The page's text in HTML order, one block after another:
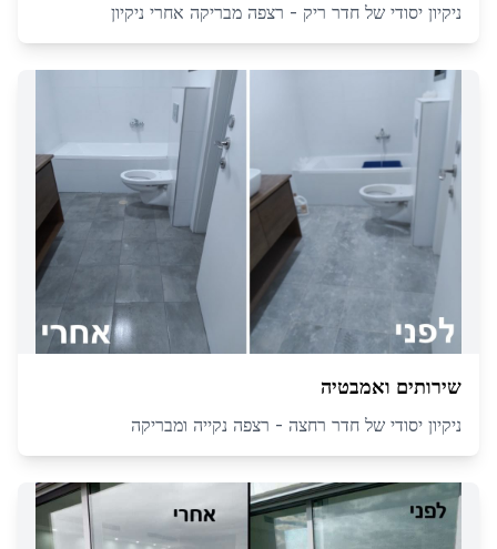
ניקיון יסודי של חדר ריק - רצפה מבריקה אחרי ניקיון
שירותים ואמבטיה
ניקיון יסודי של חדר רחצה - רצפה נקייה ומבריקה